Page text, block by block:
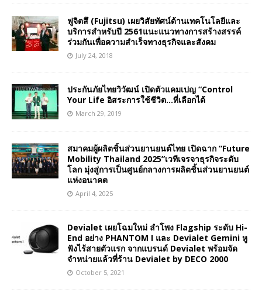
ฟูจิตสึ (Fujitsu) เผยวิสัยทัศน์ด้านเทคโนโลยีและ
บริการสำหรับปี 2561แนะแนวทางการสร้างสรรค์
ร่วมกันเพื่อความสำเร็จทางธุรกิจและสังคม
July 24, 2018
ประกันภัยไทยวิวัฒน์ เปิดตัวแคมเปญ “Control
Your Life อิสระการใช้ชีวิต…ที่เลือกได้
March 29, 2019
สมาคมผู้ผลิตชิ้นส่วนยานยนต์ไทย เปิดฉาก “Future
Mobility Thailand 2025”เวทีเจรจาธุรกิจระดับ
โลก มุ่งสู่การเป็นศูนย์กลางการผลิตชิ้นส่วนยานยนต์
แห่งอนาคต
April 4, 2025
Devialet เผยโฉมใหม่ ลำโพง Flagship ระดับ Hi-
End อย่าง PHANTOM I และ Devialet Gemini หู
ฟังไร้สายตัวแรก จากแบรนด์ Devialet พร้อมจัด
จำหน่ายแล้วที่ร้าน Devialet by DECO 2000
October 5, 2021